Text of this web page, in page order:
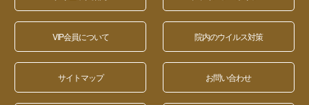
VIP会員について 院内のウイルス対策
サイトマップ お問い合わせ